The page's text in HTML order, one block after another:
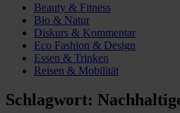
Beauty & Fitness
Bio & Natur
Diskurs & Kommentar
Eco Fashion & Design
Essen & Trinken
Reisen & Mobilität
Schlagwort: